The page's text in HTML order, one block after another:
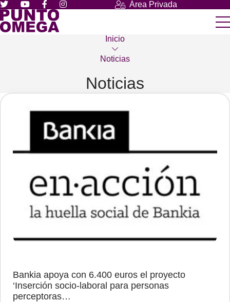
Área Privada
Inicio
Noticias
Noticias
Bankia apoya con 6.400 euros el proyecto
‘Inserción socio-laboral para personas
perceptoras…